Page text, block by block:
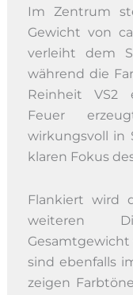
Im Zentrum
Gewicht von
verleiht dem
während die
Reinheit VS2
Feuer
wirkungsvoll in
klaren Fokus
Flankiert wird
weiteren
Gesamtgewicht
sind ebenfalls
zeigen